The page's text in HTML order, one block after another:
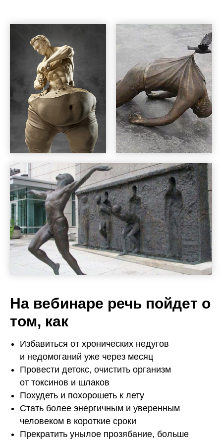
На вебинаре речь пойдет о
том, как
Избавиться от хронических недугов
и недомоганий уже через месяц
Провести детокс, очистить организм
от токсинов и шлаков
Похудеть и похорошеть к лету
Стать более энергичным и уверенным
человеком в короткие сроки
Прекратить унылое прозябание, больше